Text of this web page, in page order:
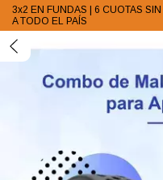
3x2 EN FUNDAS | 6 CUOTAS
A TODO EL PAÍS